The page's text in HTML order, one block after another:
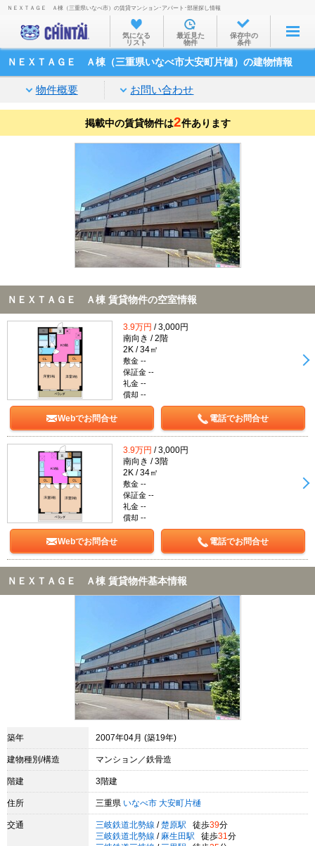
お部屋を探す
沿線・駅から
住所から
家賃相場から
通勤通学時間から
物件特集から
不動産会社から
TOP
ＮＥＸＴＡＧＥ Ａ棟（三重県いなべ市）の賃貸マンション･アパート･部屋探し情報
気になる
リスト
最近見た
物件
保存中の
条件
ＮＥＸＴＡＧＥ Ａ棟（三重県いなべ市大安町片樋）の建物情報
物件概要 お問い合わせ
掲載中の賃貸物件は2件あります
ＮＥＸＴＡＧＥ Ａ棟 賃貸物件の空室情報
3.9万円 / 3,000円
南向き / 2階
2K / 34㎡
敷金 --
保証金 --
礼金 --
償却 --
Webでお問合せ 電話でお問合せ
3.9万円 / 3,000円
南向き / 3階
2K / 34㎡
敷金 --
保証金 --
礼金 --
償却 --
Webでお問合せ 電話でお問合せ
ＮＥＸＴＡＧＥ Ａ棟 賃貸物件基本情報
築年 2007年04月 (築19年)
建物種別/構造 マンション／鉄骨造
階建 3階建
住所 三重県 いなべ市 大安町片樋
交通 三岐鉄道北勢線 / 楚原駅 徒歩39分
三岐鉄道北勢線 / 麻生田駅 徒歩31 分